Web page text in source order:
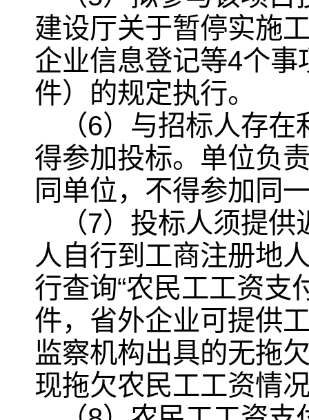
建设厅关于暂停实施
企业信息登记等4个
件）的规定执行。
（6）与招标人存
得参加投标。单位负
同单位，不得参加同
（7）投标人须提
人自行到工商注册地
行查询“农民工工资支
件，省外企业可提供
监察机构出具的无拖
现拖欠农民工工资情